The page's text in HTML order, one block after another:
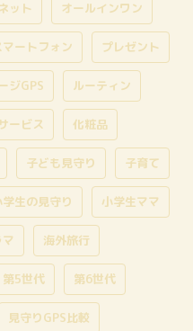
ット オールインワン
マートフォン プレゼント
ジGPS ルーティン
ービス 化粧品
子ども見守り 子育て
学生の見守り 小学生ママ
海外旅行
第5世代 第6世代
見守りGPS比較